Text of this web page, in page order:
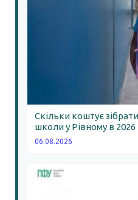
Скільки коштує
школи у Рівному в 2026
06.08.2026